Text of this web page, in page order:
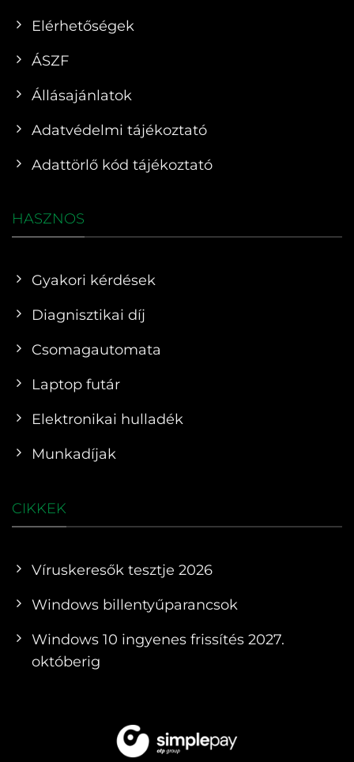
Elérhetőségek
ÁSZF
Állásajánlatok
Adatvédelmi tájékoztató
Adattörlő kód tájékoztató
HASZNOS
Gyakori kérdések
Diagnisztikai díj
Csomagautomata
Laptop futár
Elektronikai hulladék
Munkadíjak
CIKKEK
Víruskeresők tesztje 2026
Windows billentyűparancsok
Windows 10 ingyenes frissítés 2027.
októberig